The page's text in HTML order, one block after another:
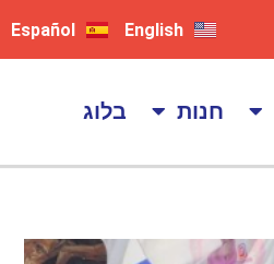
English
Español
חנות בלוג